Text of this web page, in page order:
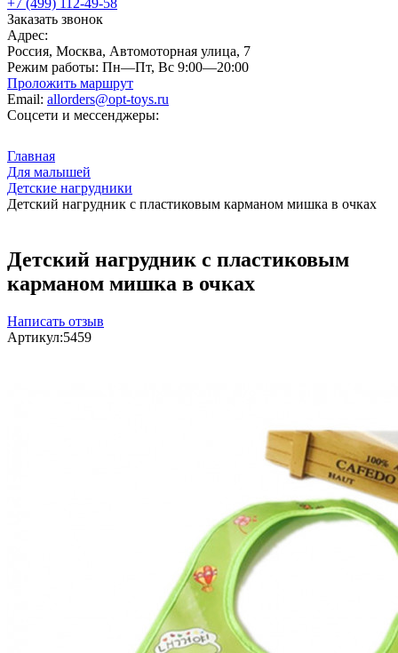
+7 (499) 112-49-58
Заказать звонок
Адрес:
Россия, Москва, Автомоторная улица, 7
Режим работы: Пн—Пт, Вс 9:00—20:00
Проложить маршрут
Email: allorders@opt-toys.ru
Соцсети и мессенджеры:
Главная
Для малышей
Детские нагрудники
Детский нагрудник с пластиковым карманом мишка в очках
Детский нагрудник с пластиковым
карманом мишка в очках
Написать отзыв
Артикул:5459